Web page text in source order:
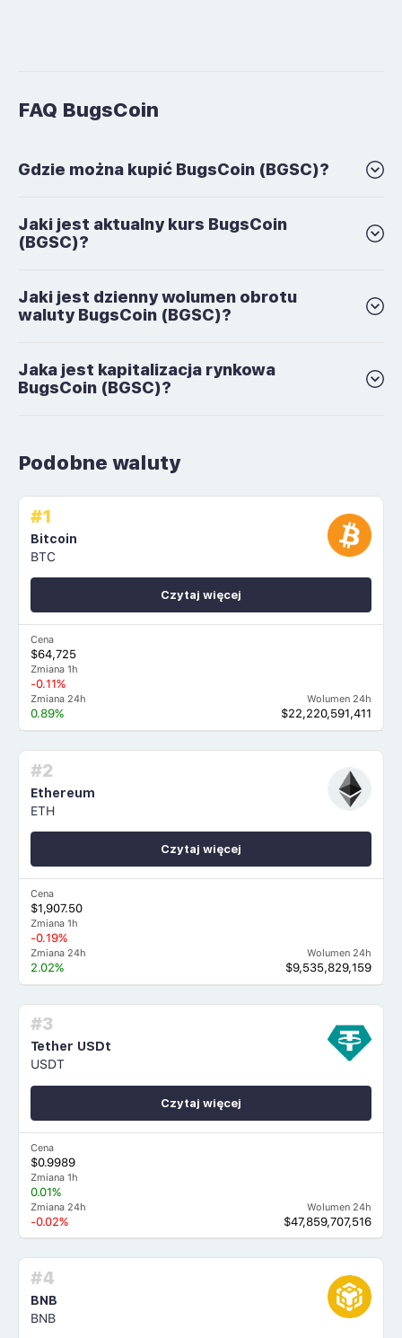
FAQ BugsCoin
Gdzie można kupić BugsCoin (BGSC)?
Jaki jest aktualny kurs BugsCoin
(BGSC)?
Jaki jest dzienny wolumen obrotu
waluty BugsCoin (BGSC)?
Jaka jest kapitalizacja rynkowa
BugsCoin (BGSC)?
Podobne waluty
#1
Bitcoin
BTC
Cena
$64,725
Zmiana 1h
-0.11%
Zmiana 24h
0.89%
Wolumen 24h
$22,220,591,411
Czytaj więcej
#2
Ethereum
ETH
Cena
$1,907.50
Zmiana 1h
-0.19%
Zmiana 24h
2.02%
Wolumen 24h
$9,535,829,159
Czytaj więcej
#3
Tether USDt
USDT
Cena
$0.9989
Zmiana 1h
0.01%
Zmiana 24h
-0.02%
Wolumen 24h
$47,859,707,516
Czytaj więcej
#4
BNB
BNB